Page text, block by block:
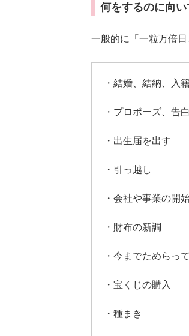
何をするのに向い
一般的に「一粒万倍
・結婚、結納、入
・プロポーズ、告白
・出生届を出す
・引っ越し
・会社や事業の開
・財布の新調
・今までためらっ
・宝くじの購入
・種まき